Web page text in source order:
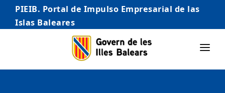
PIEIB. Portal de Impulso Empresarial de las
Islas Baleares
INICIO